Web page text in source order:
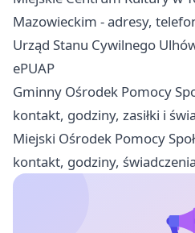
Mazowieckim - adresy,
Urząd Stanu Cywilnego
ePUAP
Gminny Ośrodek Pomocy
kontakt, godziny, zasiłki i
Miejski Ośrodek Pomocy
kontakt, godziny, świadczenia